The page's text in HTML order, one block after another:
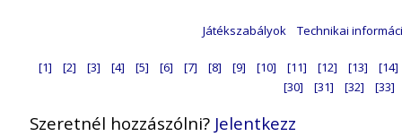
Játékszabályok Technikai
[1] [2] [3] [4] [5] [6] [7] [8] [9] [10] [11] [12] [13]
[14]
[30]
[31] [32] [33]
Szeretnél hozzászólni? Jelentkezz